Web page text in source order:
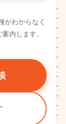
がわからなく
内します。